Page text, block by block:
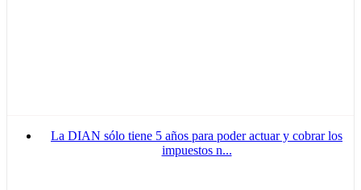
La DIAN sólo tiene 5 años para poder actuar y cobrar los
impuestos n...